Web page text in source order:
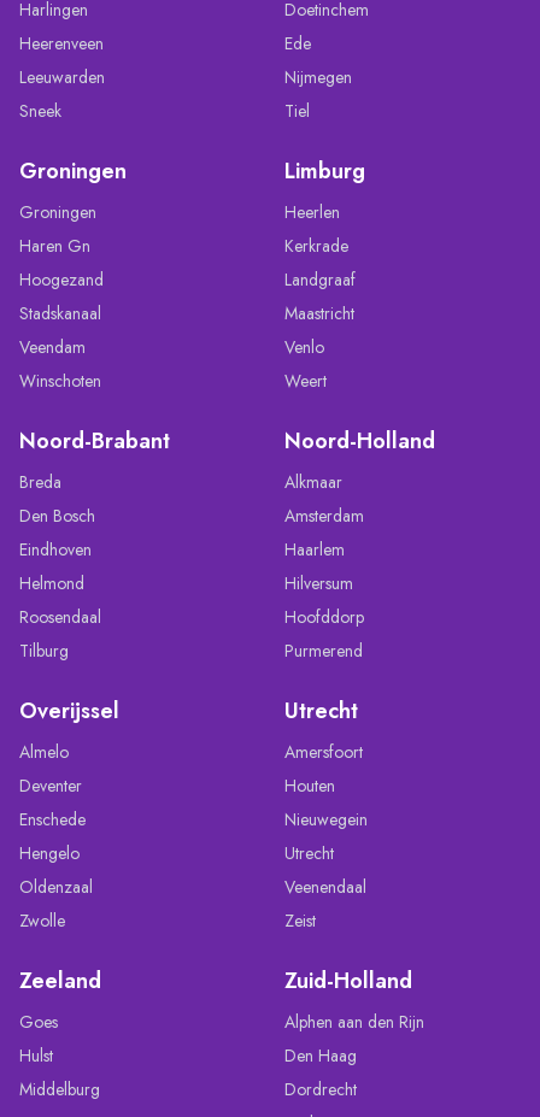
Harlingen
Heerenveen
Leeuwarden
Sneek
Doetinchem
Ede
Nijmegen
Tiel
Groningen
Groningen
Haren Gn
Hoogezand
Stadskanaal
Veendam
Winschoten
Limburg
Heerlen
Kerkrade
Landgraaf
Maastricht
Venlo
Weert
Noord-Brabant
Breda
Den Bosch
Eindhoven
Helmond
Roosendaal
Tilburg
Noord-Holland
Alkmaar
Amsterdam
Haarlem
Hilversum
Hoofddorp
Purmerend
Overijssel
Almelo
Deventer
Enschede
Hengelo
Oldenzaal
Zwolle
Utrecht
Amersfoort
Houten
Nieuwegein
Utrecht
Veenendaal
Zeist
Zeeland
Goes
Hulst
Middelburg
Zuid-Holland
Alphen aan den Rijn
Den Haag
Dordrecht